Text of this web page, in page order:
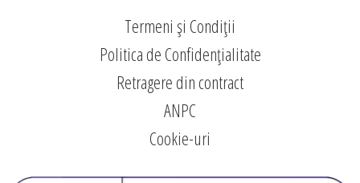
Termeni și Condiții
Politica de Confidențialitate
Retragere din contract
ANPC
Cookie-uri